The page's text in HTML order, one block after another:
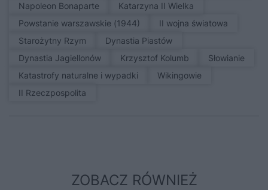
Napoleon Bonaparte
Katarzyna II Wielka
Powstanie warszawskie (1944)
II wojna światowa
Starożytny Rzym
Dynastia Piastów
Dynastia Jagiellonów
Krzysztof Kolumb
Słowianie
Katastrofy naturalne i wypadki
Wikingowie
II Rzeczpospolita
ZOBACZ RÓWNIEŻ